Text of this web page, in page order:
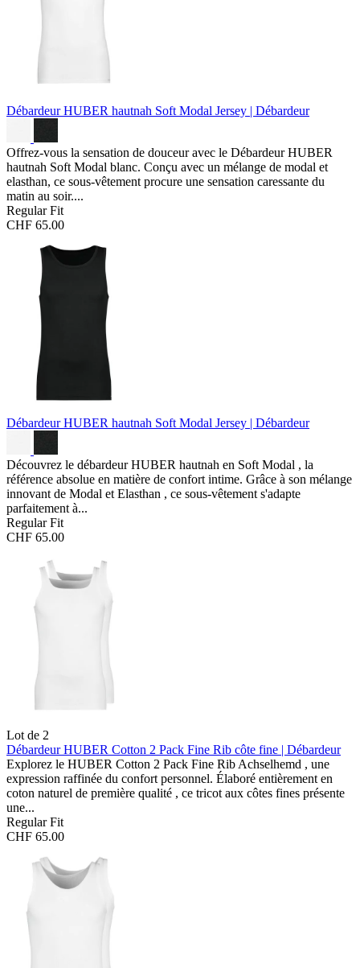
Débardeur HUBER hautnah Soft Modal Jersey | Débardeur
Offrez-vous la sensation de douceur avec le Débardeur HUBER
hautnah Soft Modal blanc. Conçu avec un mélange de modal et
elasthan, ce sous-vêtement procure une sensation caressante du
matin au soir....
Regular Fit
CHF 65.00
Débardeur HUBER hautnah Soft Modal Jersey | Débardeur
Découvrez le débardeur HUBER hautnah en Soft Modal , la
référence absolue en matière de confort intime. Grâce à son mélange
innovant de Modal et Elasthan , ce sous-vêtement s'adapte
parfaitement à...
Regular Fit
CHF 65.00
Lot de 2
Débardeur HUBER Cotton 2 Pack Fine Rib côte fine | Débardeur
Explorez le HUBER Cotton 2 Pack Fine Rib Achselhemd , une
expression raffinée du confort personnel. Élaboré entièrement en
coton naturel de première qualité , ce tricot aux côtes fines présente
une...
Regular Fit
CHF 65.00